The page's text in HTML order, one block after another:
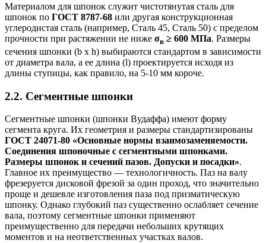
Материалом для шпонок служит чистотянутая сталь для
шпонок по ГОСТ 8787-68 или другая конструкционная
углеродистая сталь (например, Сталь 45, Сталь 50) с пределом
прочности при растяжении не ниже σв ≥ 600 МПа. Размеры
сечения шпонки (b x h) выбираются стандартом в зависимости
от диаметра вала, а ее длина (l) проектируется исходя из
длины ступицы, как правило, на 5-10 мм короче.
2.2. Сегментные шпонки
Сегментные шпонки (шпонки Вудаффа) имеют форму
сегмента круга. Их геометрия и размеры стандартизированы
ГОСТ 24071-80 «Основные нормы взаимозаменяемости.
Соединения шпоночные с сегментными шпонками.
Размеры шпонок и сечений пазов. Допуски и посадки».
Главное их преимущество — технологичность. Паз на валу
фрезеруется дисковой фрезой за один проход, что значительно
проще и дешевле изготовления паза под призматическую
шпонку. Однако глубокий паз существенно ослабляет сечение
вала, поэтому сегментные шпонки применяют
преимущественно для передачи небольших крутящих
моментов и на неответственных участках валов.